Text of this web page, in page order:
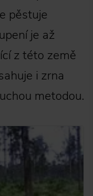
pěstuje
je až
z této země
i zrna
metodou.